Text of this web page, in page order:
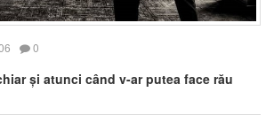
0
și atunci când v-ar putea face rău